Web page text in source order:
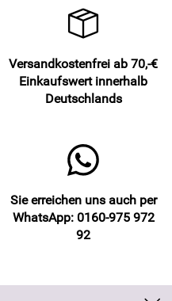
Versandkostenfrei ab 70,-€
Einkaufswert innerhalb
Deutschlands
Sie erreichen uns auch per
WhatsApp: 0160-975 972
92